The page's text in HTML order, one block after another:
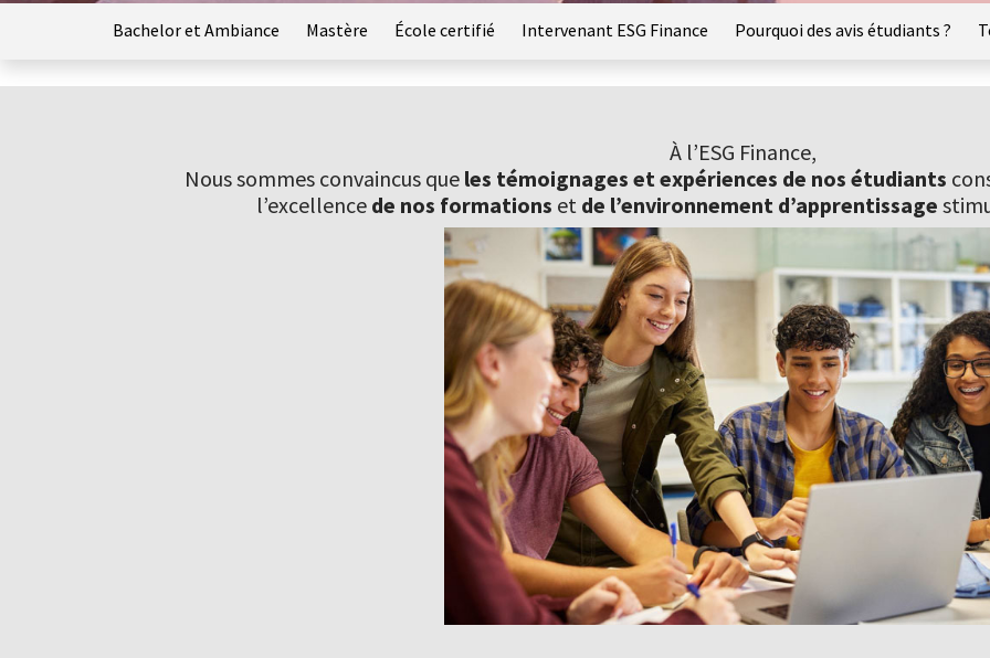
Bachelor et Ambiance Mastère École certifié Intervenant ESG Finance Pourquoi des avis étudiants ?
À l’ESG Finance,
Nous sommes convaincus que les témoignages et expériences de nos étudiants
l’excellence de nos formations et de l’environnement d’apprentissage